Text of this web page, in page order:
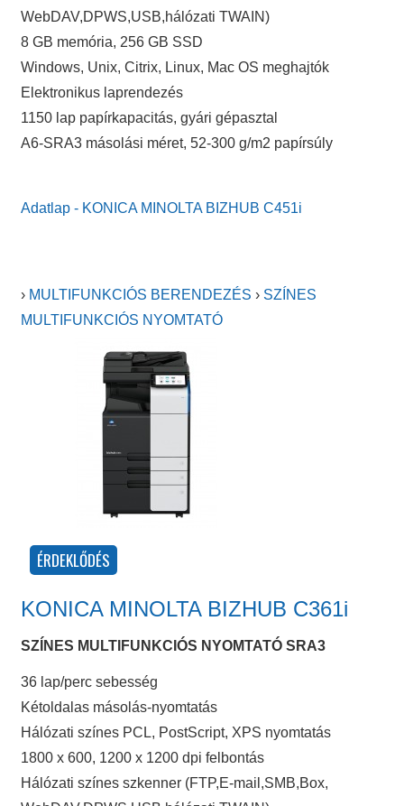
WebDAV,DPWS,USB,hálózati TWAIN)
8 GB memória, 256 GB SSD
Windows, Unix, Citrix, Linux, Mac OS meghajtók
Elektronikus laprendezés
1150 lap papírkapacitás, gyári gépasztal
A6-SRA3 másolási méret, 52-300 g/m2 papírsúly
Adatlap - KONICA MINOLTA BIZHUB C451i
› MULTIFUNKCIÓS BERENDEZÉS › SZÍNES
MULTIFUNKCIÓS NYOMTATÓ
KONICA MINOLTA BIZHUB C361i
SZÍNES MULTIFUNKCIÓS NYOMTATÓ SRA3
36 lap/perc sebesség
Kétoldalas másolás-nyomtatás
Hálózati színes PCL, PostScript, XPS nyomtatás
1800 x 600, 1200 x 1200 dpi felbontás
Hálózati színes szkenner (FTP,E-mail,SMB,Box,